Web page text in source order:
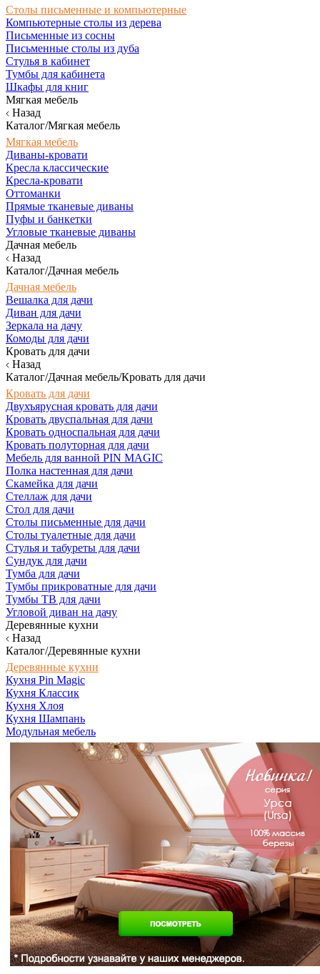
Столы письменные и компьютерные
Компьютерные столы из дерева
Письменные из сосны
Письменные столы из дуба
Стулья в кабинет
Тумбы для кабинета
Шкафы для книг
Мягкая мебель
Назад
Каталог/Мягкая мебель
Мягкая мебель
Диваны-кровати
Кресла классические
Кресла-кровати
Оттоманки
Прямые тканевые диваны
Пуфы и банкетки
Угловые тканевые диваны
Дачная мебель
Назад
Каталог/Дачная мебель
Дачная мебель
Вешалка для дачи
Диван для дачи
Зеркала на дачу
Комоды для дачи
Кровать для дачи
Назад
Каталог/Дачная мебель/Кровать для дачи
Кровать для дачи
Двухъярусная кровать для дачи
Кровать двуспальная для дачи
Кровать односпальная для дачи
Кровать полуторная для дачи
Мебель для ванной PIN MAGIC
Полка настенная для дачи
Скамейка для дачи
Стеллаж для дачи
Стол для дачи
Столы письменные для дачи
Столы туалетные для дачи
Стулья и табуреты для дачи
Сундук для дачи
Тумба для дачи
Тумбы прикроватные для дачи
Тумбы ТВ для дачи
Угловой диван на дачу
Деревянные кухни
Назад
Каталог/Деревянные кухни
Деревянные кухни
Кухня Pin Magic
Кухня Классик
Кухня Хлоя
Кухня Шампань
Модульная мебель